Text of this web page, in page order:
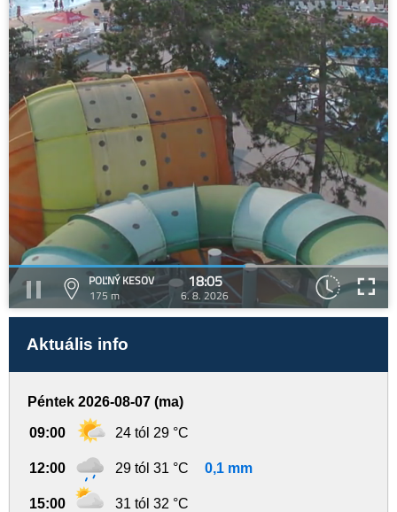
POĽNÝ KESOV
175 m
18:05
6. 8. 2026
Aktuális info
Péntek 2026-08-07 (ma)
09:00 24 tól 29 °C
12:00 29 tól 31 °C 0,1 mm
15:00 31 tól 32 °C